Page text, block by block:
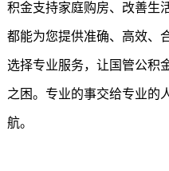
积金支持家庭购房、改善生
都能为您提供准确、高效、
选择专业服务，让国管公积
之困。专业的事交给专业的
航。